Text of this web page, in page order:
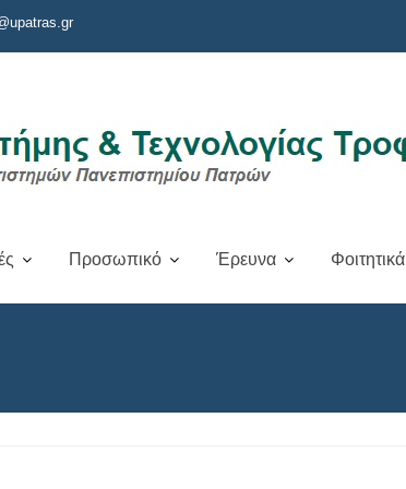
Προσωπικό Έρευνα Φοιτητικά